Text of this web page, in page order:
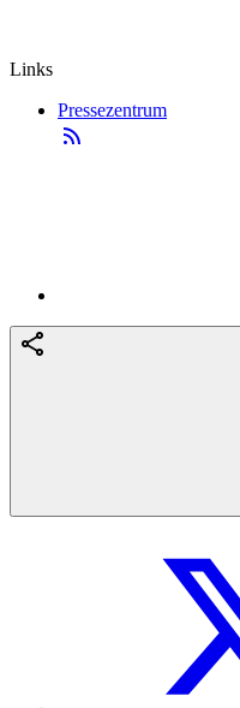
Links
Pressezentrum